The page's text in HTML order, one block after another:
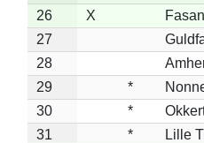
26
X
27
28
29
*
30
*
31
*
Lille